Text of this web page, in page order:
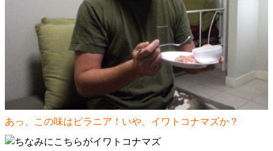
あっ、この味はピラニア！いや、イワトコナマズか？